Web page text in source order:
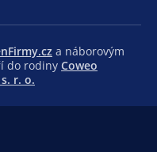
a náborovým
do rodiny Coweo
r. o.